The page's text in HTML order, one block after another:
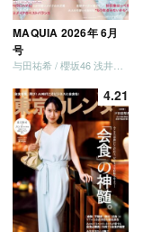
MAQUIA 2026年 6月
号
与田祐希 / 櫻坂46 浅井恋乃未
4.21